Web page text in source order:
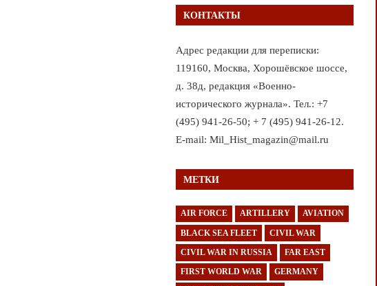
КОНТАКТЫ
Адрес редакции для переписки:
119160, Москва, Хорошёвское шоссе,
д. 38д, редакция «Военно-
исторического журнала». Тел.: +7
(495) 941-26-50; + 7 (495) 941-26-12.
E-mail: Mil_Hist_magazin@mail.ru
МЕТКИ
AIR FORCE ARTILLERY AVIATION
BLACK SEA FLEET CIVIL WAR
CIVIL WAR IN RUSSIA FAR EAST
FIRST WORLD WAR GERMANY